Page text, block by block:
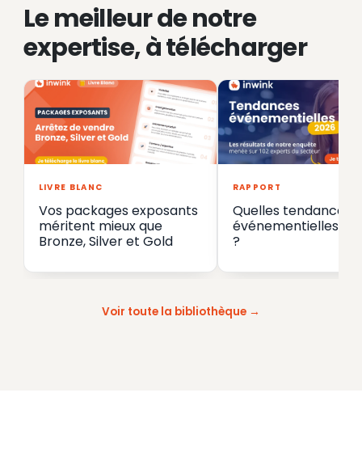
Le meilleur de notre
expertise, à télécharger
LIVRE BLANC
Vos packages exposants
méritent mieux que
Bronze, Silver et Gold
RAPPORT
Quelles tendances
événementielles en
?
Voir toute la bibliothèque